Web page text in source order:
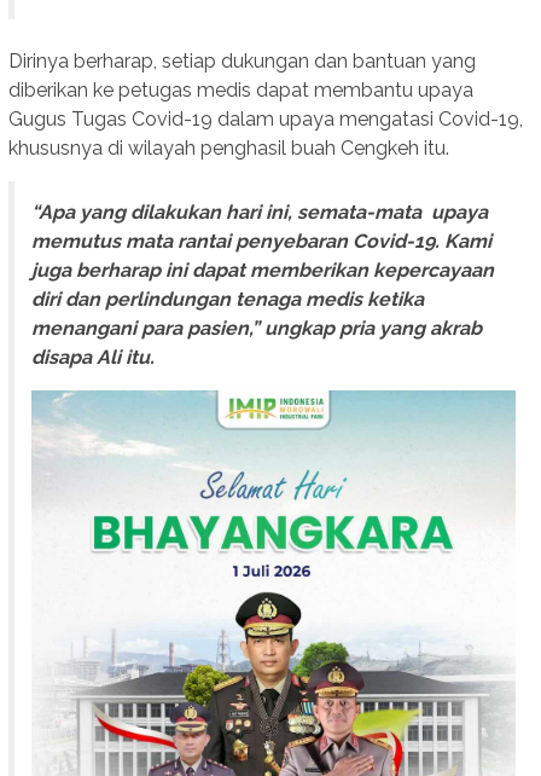
Dirinya berharap, setiap dukungan dan bantuan yang
diberikan ke petugas medis dapat membantu upaya
Gugus Tugas Covid-19 dalam upaya mengatasi Covid-19,
khususnya di wilayah penghasil buah Cengkeh itu.
“Apa yang dilakukan hari ini, semata-mata upaya
memutus mata rantai penyebaran Covid-19. Kami
juga berharap ini dapat memberikan kepercayaan
diri dan perlindungan tenaga medis ketika
menangani para pasien,” ungkap pria yang akrab
disapa Ali itu.